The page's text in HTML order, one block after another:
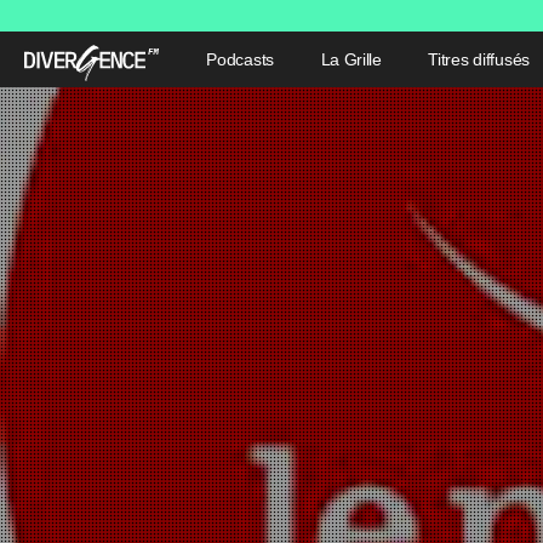
Podcasts La Grille Titres diffusés